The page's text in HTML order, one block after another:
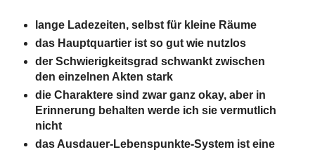
lange Ladezeiten, selbst für kleine Räume
das Hauptquartier ist so gut wie nutzlos
der Schwierigkeitsgrad schwankt zwischen
den einzelnen Akten stark
die Charaktere sind zwarganz okay, aber in
Erinnerung behalten werde ich sie vermutlich
nicht
das Ausdauer-Lebenspunkte-System ist eine